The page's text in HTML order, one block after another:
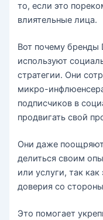
то, если это
влиятельные лица.
Вот почему бренды
используют
стратегии. Они
микро-
подписчиков в
продвигать свой
Они даже
делиться своим
или услуги, так
доверия со
Это помогает